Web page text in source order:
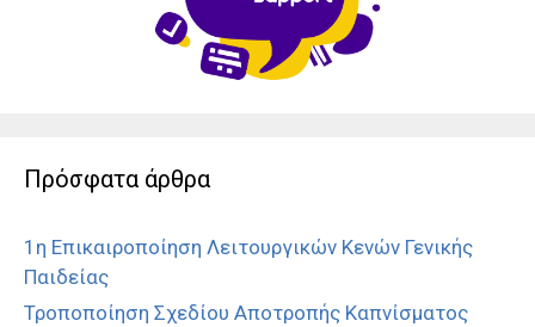
Πρόσφατα άρθρα
1η Επικαιροποίηση Λειτουργικών Κενών Γενικής
Παιδείας
Τροποποίηση Σχεδίου Αποτροπής Καπνίσματος